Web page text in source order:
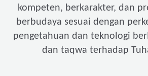
kompeten, berkarakter, dan
berbudaya sesuai dengan
pengetahuan dan teknologi
dan taqwa terhadap